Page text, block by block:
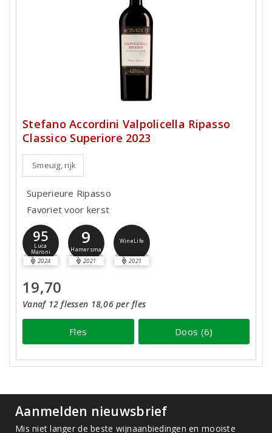
Stefano Accordini Valpolicella Ripasso
Classico Superiore 2023
Smeuïg, rijk
Superieure Ripasso
Favoriet voor kerst
95
Luca
Maroni
2024
9
Hamersma
2021
WineLife
2021
19,70
Vanaf 12 flessen 18,06 per fles
Fles Doos (6)
Aanmelden nieuwsbrief
Mis niet langer de beste wijnaanbiedingen en mooiste